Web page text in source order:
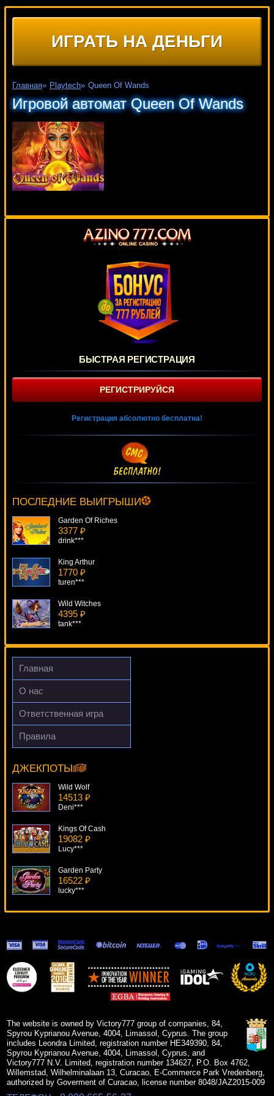
ИГРАТЬ НА ДЕНЬГИ
Главная» Playtech» Queen Of Wands
Игровой автомат Queen Of Wands
БЫСТРАЯ РЕГИСТРАЦИЯ
РЕГИСТРИРУЙСЯ
Регистрация абсолютно бесплатна!
ПОСЛЕДНИЕ ВЫИГРЫШИ
drink***
Garden Of Riches
3377 ₽
drink***
King Arthur
1770 ₽
turen***
Wild Witches
4395 ₽
tank***
Orca
1937 ₽
DenisVS***
Главная
О нас
Ответственная игра
Правила
ДЖЕКПОТЫ
Wild Turkey
superman***
Wild Wolf
14513 ₽
Deni***
Kings Of Cash
19082 ₽
Lucy***
Garden Party
16522 ₽
lucky***
Giant 7
17007 ₽
superman***
Fairy Queen
The website is owned by Victory777 group of companies, 84,
Spyrou Kyprianou Avenue, 4004, Limassol, Cyprus. The group
includes Leondra Limited, registration number HE349390, 84,
Spyrou Kyprianou Avenue, 4004, Limassol, Cyprus, and
Victory777 N.V. Limited, registration number 134627, P.O. Box 4762,
Willemstad, Wilhelminalaan 13, Curacao, E-Commerce Park Vredenberg,
authorized by Goverment of Curacao, license number 8048/JAZ2015-009